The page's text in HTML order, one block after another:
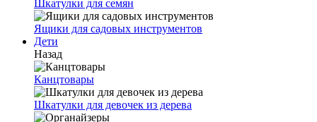
Шкатулки для семян
Ящики для садовых инструментов
Дети
Назад
Канцтовары
Шкатулки для девочек из дерева